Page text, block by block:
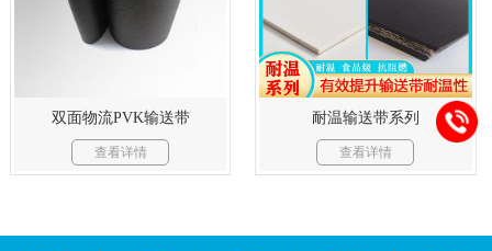
双面物流PVK输送带
查看详情
耐温输送带系列
查看详情